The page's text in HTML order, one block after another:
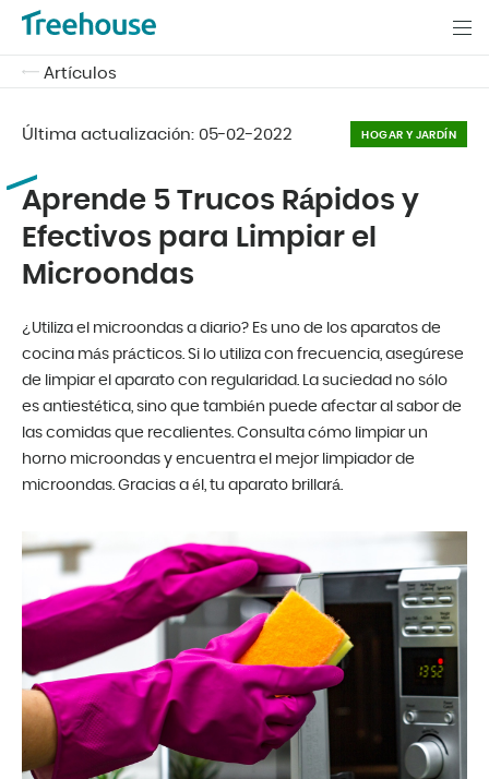
Artículos
Última actualización: 05-02-2022 HOGAR Y JARDÍN
Aprende 5 Trucos Rápidos y
Efectivos para Limpiar el
Microondas
¿Utiliza el microondas a diario? Es uno de los aparatos de
cocina más prácticos. Si lo utiliza con frecuencia, asegúrese
de limpiar el aparato con regularidad. La suciedad no sólo
es antiestética, sino que también puede afectar al sabor de
las comidas que recalientes. Consulta cómo limpiar un
horno microondas y encuentra el mejor limpiador de
microondas. Gracias a él, tu aparato brillará.